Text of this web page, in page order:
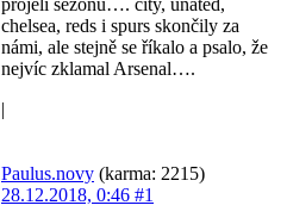
projeli sezónu…. city, unated,
chelsea, reds i spurs skončily za
námi, ale stejně se říkalo a psalo, že
nejvíc zklamal Arsenal….
|
Paulus.novy (karma: 2215)
28.12.2018, 0:46 #1